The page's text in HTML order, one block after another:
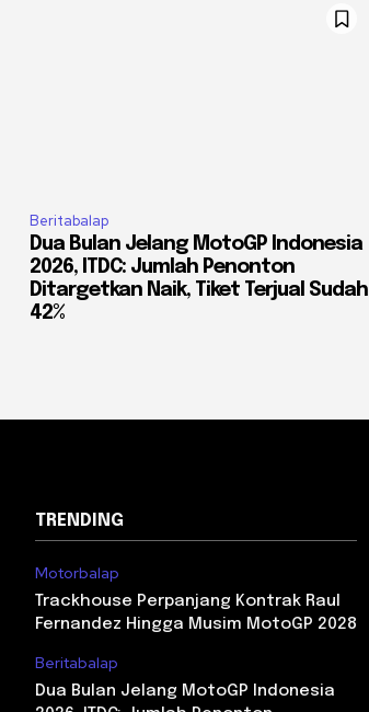
Beritabalap
Dua Bulan Jelang MotoGP Indonesia
2026, ITDC: Jumlah Penonton
Ditargetkan Naik, Tiket Terjual Sudah
42%
TRENDING
Motorbalap
Trackhouse Perpanjang Kontrak Raul
Fernandez Hingga Musim MotoGP 2028
Beritabalap
Dua Bulan Jelang MotoGP Indonesia